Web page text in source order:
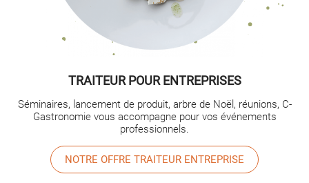
TRAITEUR POUR ENTREPRISES
Séminaires, lancement de produit, arbre de Noël, réunions, C-
Gastronomie vous accompagne pour vos événements
professionnels.
NOTRE OFFRE TRAITEUR ENTREPRISE